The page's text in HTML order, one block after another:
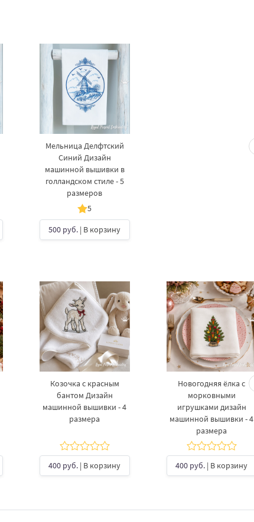
Мельница Делфтский
Синий Дизайн
машинной вышивки в
голландском стиле - 5
размеров
5
500 руб. | В корзину
Козочка с красным
бантом Дизайн
машинной вышивки - 4
размера
400 руб. | В корзину
Новогодняя ёлка с
морковными
игрушками дизайн
машинной вышивки - 4
размера
400 руб. | В корзину